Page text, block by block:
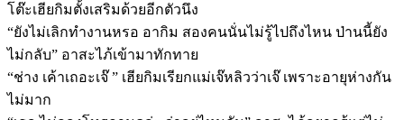
โต๊ะเฮียกิมตั้งเสริมด้วยอีกตัวนึง
“ยังไม่เลิกทำงานหรอ อากิม สองคนนั่นไม่รู้ไปถึงไหน ป่านนี้ยัง
ไม่กลับ” อาสะไภ้เข้ามาทักทาย
“ช่าง เค้าเถอะเจ๊ ” เฮียกิมเรียกแม่เจ๊หลิวว่าเจ๊ เพราะอายุห่างกัน
ไม่มาก